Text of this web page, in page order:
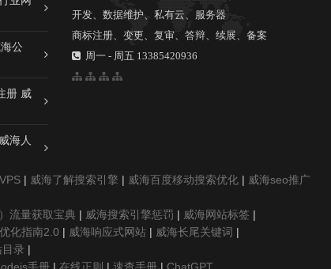
公
册 威
海人
开发、数据维护、私有云、服务器
商标注册、变更、复审、答辩、续展、备案
周一 - 周五 13385420936
| 威海了解搜索引擎 | 威海百度移动搜索优化 | 威海seo推广
流量获取宝典 | 威海搜索引擎惩罚 | 威海网站标签 |
化指南2.0 | 威海响应式网站 | 威海长尾关键词 |
目录 |
手册 | 在线正则 | 速查手册 | ChatGPT